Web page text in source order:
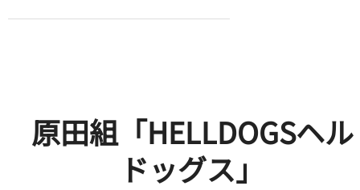
原田組「HELLDOGSヘル
ドッグス」